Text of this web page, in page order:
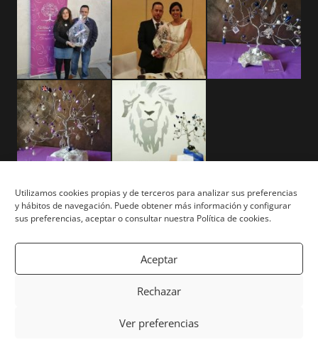
Utilizamos cookies propias y de terceros para analizar sus preferencias
y hábitos de navegación. Puede obtener más información y configurar
sus preferencias, aceptar o consultar nuestra Política de cookies.
Aceptar
Rechazar
Ver preferencias
Aviso Legal
Privacidad y Cookies
Mapa del Sitio